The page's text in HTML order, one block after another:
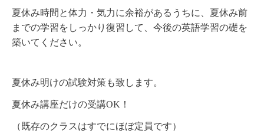
夏休み時間と体力・気力に余裕があるうちに、夏休み前
までの学習をしっかり復習して、今後の英語学習の礎を
築いてください。
夏休み明けの試験対策も致します。
夏休み講座だけの受講OK！
（既存のクラスはすでにほぼ定員です）